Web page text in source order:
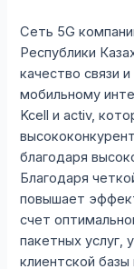
Сеть 5G
Республики
качество связи
мобильному
Kcell и activ,
благодаря
Благодаря
повышает
счет
пакетных услуг,
клиентской базы